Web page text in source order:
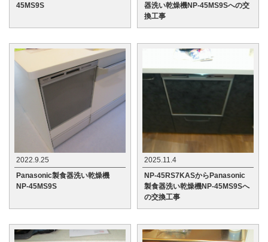
45MS9S
器洗い乾燥機NP-45MS9Sへの交
換工事
2022.9.25
Panasonic製食器洗い乾燥機
NP-45MS9S
2025.11.4
NP-45RS7KASからPanasonic
製食器洗い乾燥機NP-45MS9Sへ
の交換工事